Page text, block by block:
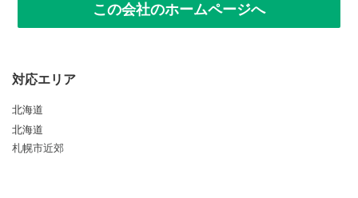
この会社のホームページへ
対応エリア
北海道
北海道
札幌市近郊